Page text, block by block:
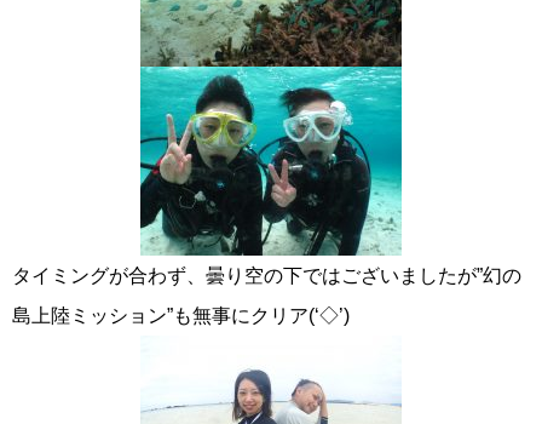
タイミングが合わず、曇り空の下ではございましたが”幻の
島上陸ミッション”も無事にクリア(‘◇’)ゞ